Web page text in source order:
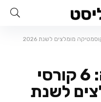
קורס קוסמטיקה: 6 קורסי
לשנת